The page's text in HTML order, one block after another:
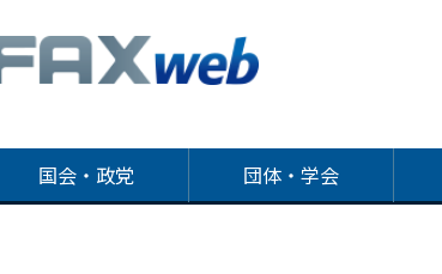
国会・政党 団体・学会